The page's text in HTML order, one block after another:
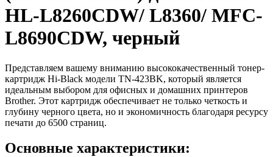
HL-L8260CDW/ L8360/ MFC-
L8690CDW, черный
Представляем вашему вниманию высококачественный тонер-
картридж Hi-Black модели TN-423BK, который является
идеальным выбором для офисных и домашних принтеров
Brother. Этот картридж обеспечивает не только четкость и
глубину черного цвета, но и экономичность благодаря ресурсу
печати до 6500 страниц.
Основные характеристики: